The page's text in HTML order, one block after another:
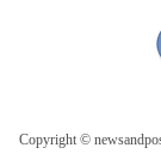
Copyright ©